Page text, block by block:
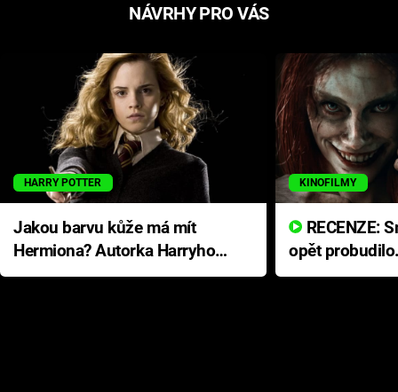
NÁVRHY PRO VÁS
HARRY POTTER
Jakou barvu kůže má mít
Hermiona? Autorka Harryho
Pottera přišla s ráznou
KINOFILMY
opět
přichází s